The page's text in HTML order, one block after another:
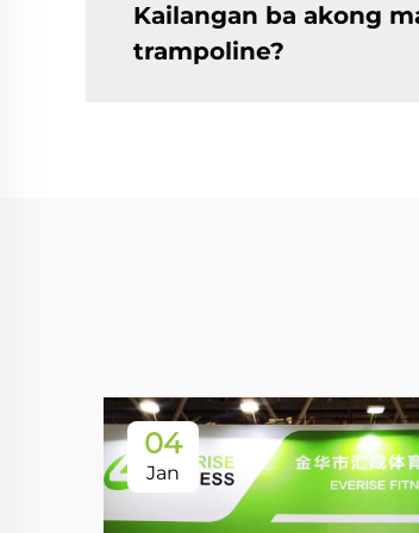
Kailangan ba akong
trampoline?
04
Jan